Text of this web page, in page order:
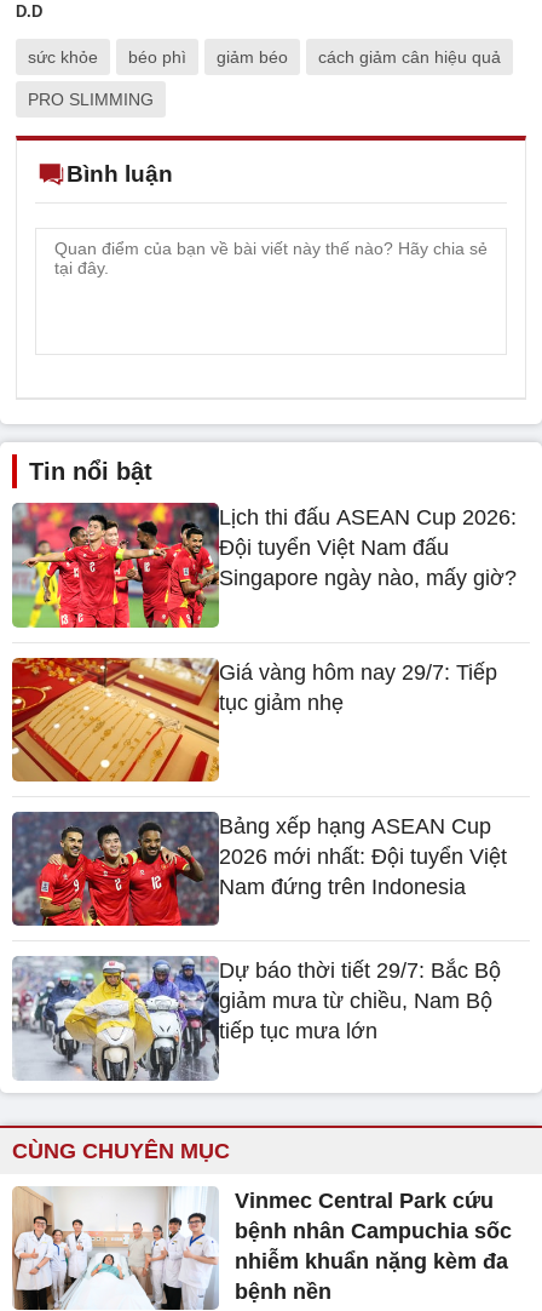
D.D
sức khỏe béo phì giảm béo cách giảm cân hiệu quả
PRO SLIMMING
Bình luận
Tin nổi bật
Lịch thi đấu ASEAN Cup 2026:
Đội tuyển Việt Nam đấu
Singapore ngày nào, mấy giờ?
Giá vàng hôm nay 29/7: Tiếp
tục giảm nhẹ
Bảng xếp hạng ASEAN Cup
2026 mới nhất: Đội tuyển Việt
Nam đứng trên Indonesia
Dự báo thời tiết 29/7: Bắc Bộ
giảm mưa từ chiều, Nam Bộ
tiếp tục mưa lớn
CÙNG CHUYÊN MỤC
Vinmec Central Park cứu
bệnh nhân Campuchia sốc
nhiễm khuẩn nặng kèm đa
bệnh nền